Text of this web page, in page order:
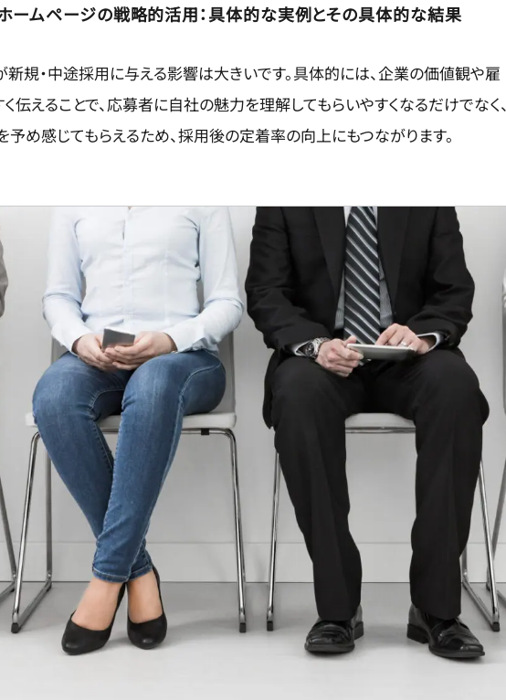
ームページの戦略的活用：具体的な実例とその具体的な結果
規・中途採用に与える影響は大きいです。具体的には、企業の価値観や雇
伝えることで、応募者に自社の魅力を理解してもらいやすくなるだけでなく、
予め感じてもらえるため、採用後の定着率の向上にもつながります。